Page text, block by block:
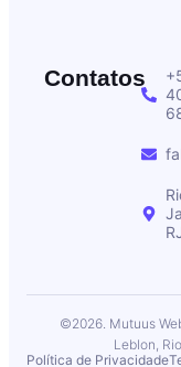
Contatos
©2026. Mutuus
Leblon,
Política de Privacidade